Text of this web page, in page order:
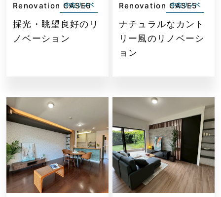
中古リノベ
Renovation CASE6
採光・眺望良好のリ
ノベーション
中古リノベ
Renovation CASE5
ナチュラルなカント
リー風のリノベーシ
ョン